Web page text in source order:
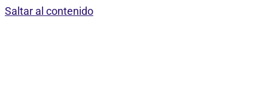
Saltar al contenido